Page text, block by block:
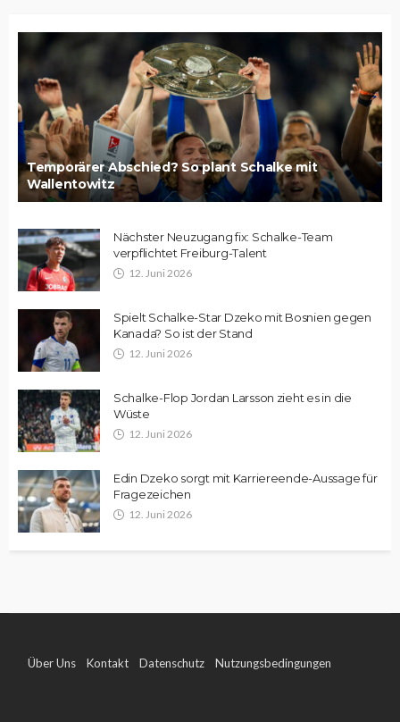
Temporärer Abschied? So plant Schalke mit
Wallentowitz
Nächster Neuzugang fix: Schalke-Team
verpflichtet Freiburg-Talent
12. Juni 2026
Spielt Schalke-Star Dzeko mit Bosnien gegen
Kanada? So ist der Stand
12. Juni 2026
Schalke-Flop Jordan Larsson zieht es in die
Wüste
12. Juni 2026
Edin Dzeko sorgt mit Karriereende-Aussage für
Fragezeichen
12. Juni 2026
Über Uns Kontakt Datenschutz Nutzungsbedingungen